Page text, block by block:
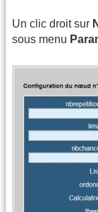
Un clic droit sur
sous menu